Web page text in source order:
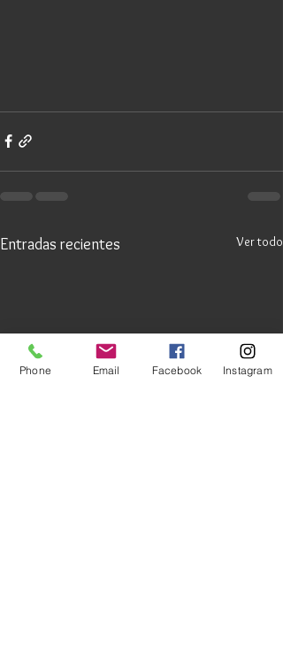
Entradas recientes Ver todo
Phone Email Facebook Instagram